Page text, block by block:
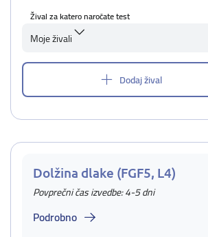
Žival za katero naročate test
Moje živali
Dodaj žival
Dolžina dlake (FGF5, L4)
Povprečni čas izvedbe: 4-5 dni
Podrobno